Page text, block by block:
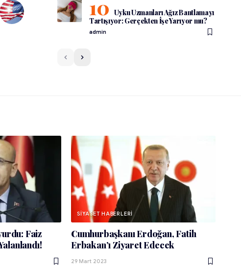
Uyku Uzmanları Ağız Bantlamayı
Tartışıyor: Gerçekten İşe Yarıyor mu?
admin
Faiz
SIYASET HABERLERI
Cumhurbaşkanı Erdoğan, Fatih
Erbakan’ı Ziyaret Edecek
29 Mart 2023